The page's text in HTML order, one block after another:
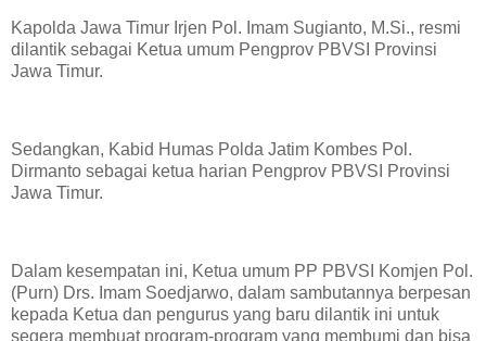
Kapolda Jawa Timur Irjen Pol. Imam Sugianto, M.Si., resmi
dilantik sebagai Ketua umum Pengprov PBVSI Provinsi
Jawa Timur.
Sedangkan, Kabid Humas Polda Jatim Kombes Pol.
Dirmanto sebagai ketua harian Pengprov PBVSI Provinsi
Jawa Timur.
Dalam kesempatan ini, Ketua umum PP PBVSI Komjen Pol.
(Purn) Drs. Imam Soedjarwo, dalam sambutannya berpesan
kepada Ketua dan pengurus yang baru dilantik ini untuk
segera membuat program-program yang membumi dan bisa